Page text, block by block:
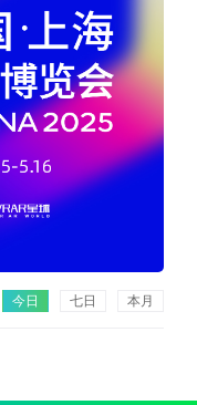
今日 七日 本月